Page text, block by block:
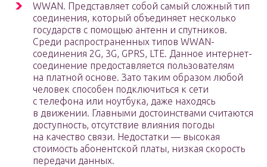
WWAN. Представляет собой самый сложный тип
соединения, который объединяет несколько
государств с помощью антенн и спутников.
Среди распространенных типов WWAN-
соединения 2G, 3G, GPRS, LTE. Данное интернет-
соединение предоставляется пользователям
на платной основе. Зато таким образом любой
человек способен подключиться к сети
с телефона или ноутбука, даже находясь
в движении. Главными достоинствами считаются
доступность, отсутствие влияния погоды
на качество связи. Недостатки — высокая
стоимость абонентской платы, низкая скорость
передачи данных.